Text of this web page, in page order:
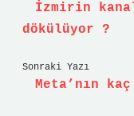
İzmirin
dökülüyor ?
Sonraki Yazı
Meta’nın